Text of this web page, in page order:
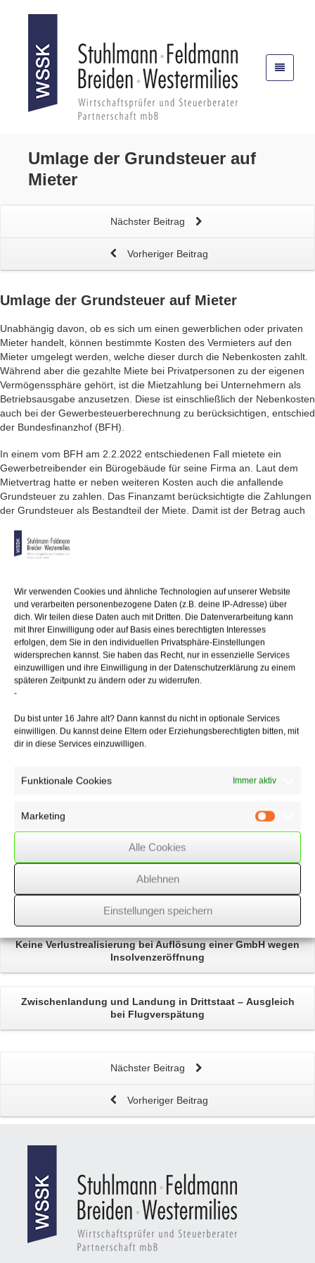
Wir verwenden Cookies und ähnliche Technologien auf unserer Website
und verarbeiten personenbezogene Daten (z.B. deine IP-Adresse) über
dich. Wir teilen diese Daten auch mit Dritten. Die Datenverarbeitung kann
mit Ihrer Einwilligung oder auf Basis eines berechtigten Interesses
erfolgen, dem Sie in den individuellen Privatsphäre-Einstellungen
widersprechen kannst. Sie haben das Recht, nur in essenzielle Services
einzuwilligen und ihre Einwilligung in der Datenschutzerklärung zu einem
späteren Zeitpunkt zu ändern oder zu widerrufen.
-
Du bist unter 16 Jahre alt? Dann kannst du nicht in optionale Services
einwilligen. Du kannst deine Eltern oder Erziehungsberechtigten bitten, mit
dir in diese Services einzuwilligen.
Funktionale Cookies Immer aktiv
Marketing
Alle Cookies
Ablehnen
Einstellungen speichern
Umlage der Grundsteuer auf
Mieter
Nächster Beitrag
Vorheriger Beitrag
Umlage der Grundsteuer auf Mieter
Unabhängig davon, ob es sich um einen gewerblichen oder privaten
Mieter handelt, können bestimmte Kosten des Vermieters auf den
Mieter umgelegt werden, welche dieser durch die Nebenkosten zahlt.
Während aber die gezahlte Miete bei Privatpersonen zu der eigenen
Vermögenssphäre gehört, ist die Mietzahlung bei Unternehmern als
Betriebsausgabe anzusetzen. Diese ist einschließlich der Nebenkosten
auch bei der Gewerbesteuerberechnung zu berücksichtigen, entschied
der Bundesfinanzhof (BFH).
In einem vom BFH am 2.2.2022 entschiedenen Fall mietete ein
Gewerbetreibender ein Bürogebäude für seine Firma an. Laut dem
Mietvertrag hatte er neben weiteren Kosten auch die anfallende
Grundsteuer zu zahlen. Das Finanzamt berücksichtigte die Zahlungen
der Grundsteuer als Bestandteil der Miete. Damit ist der Betrag auch
im Veranlagungszeitraum getätigten Mietzahlungen für die Nutzung
unbeweglicher Wirtschaftsgüter des Anlagevermögens ist dem Gewinn
Der BFH stimmte dem Ansatz des Finanzamtes zu. Unter den
Mietaufwendungen sind nicht nur die reinen Mietzahlungen zu
verstehen, sondern auch umgelegte Kosten, wie hier die Grundsteuer.
Eine Hinzurechnung bei der Gewerbesteuerberechnung ist demnach
vorzunehmen. Nicht in Ordnung wäre es dagegen, wenn diese
Hinzurechnung vermindert wird, indem der Mieter Aufwendungen des
Vermieters übernimmt und dieser dafür nur einen verminderten
Über den Autor
wssk-admin
RelatedPosts
KeineVerlustrealisierungbei Auflösung einer GmbH wegen
Insolvenzeröffnung
Zwischenlandung und Landung in Drittstaat – Ausgleich
bei Flugverspätung
Nächster Beitrag
Vorheriger Beitrag